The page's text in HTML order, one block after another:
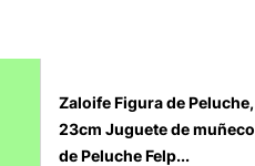
Zaloife Figura de Peluche,
23cm Juguete de muñeco
de Peluche Felp...